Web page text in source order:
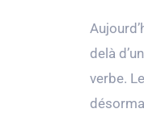
delà
verbe.